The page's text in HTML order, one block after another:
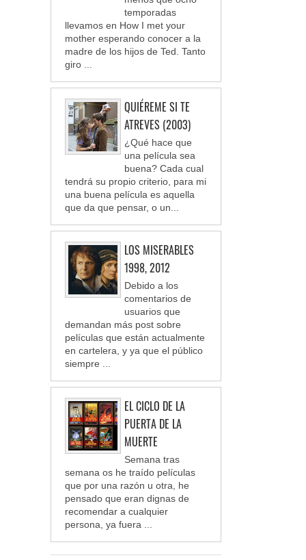
temporadas
llevamos en How I met your
mother esperando conocer a la
madre de los hijos de Ted. Tanto
giro ...
QUIÉREME SI TE
ATREVES (2003)
¿Qué hace que
una película sea
buena? Cada cual
tendrá su propio criterio, para mi
una buena película es aquella
que da que pensar, o un...
LOS MISERABLES
1998, 2012
Debido a los
comentarios de
usuarios que
demandan más post sobre
películas que están actualmente
en cartelera, y ya que el público
siempre ...
EL CICLO DE LA
PUERTA DE LA
MUERTE
Semana tras
semana os he traído películas
que por una razón u otra, he
pensado que eran dignas de
recomendar a cualquier
persona, ya fuera ...